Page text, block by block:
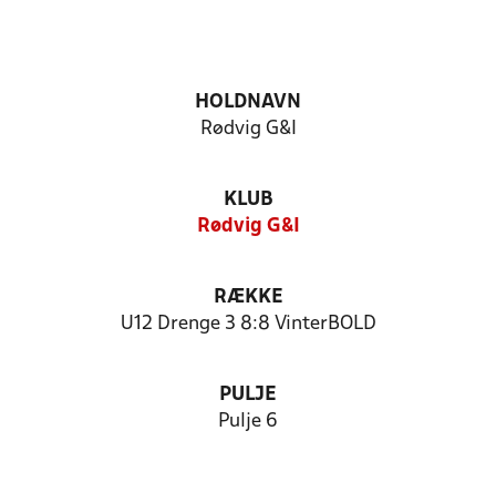
HOLDNAVN
Rødvig G&I
KLUB
Rødvig G&I
RÆKKE
U12 Drenge 3 8:8 VinterBOLD
PULJE
Pulje 6